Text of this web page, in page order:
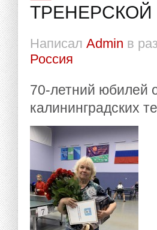
ТРЕНЕРСКОЙ
Написал Admin в
Россия
70-летний юбилей
калининградских